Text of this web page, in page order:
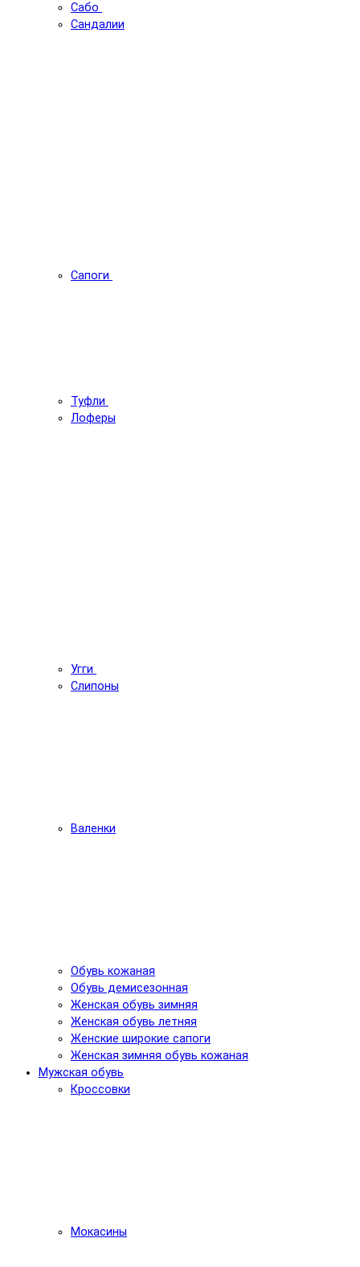
Сабо
Сандалии
Сапоги
Туфли
Лоферы
Угги
Слипоны
Валенки
Обувь кожаная
Обувь демисезонная
Женская обувь зимняя
Женская обувь летняя
Женские широкие сапоги
Женская зимняя обувь кожаная
Мужская обувь
Кроссовки
Мокасины